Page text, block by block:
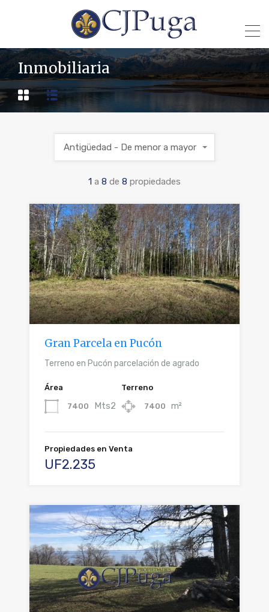
Inmobiliaria
1 a 8 de 8 propiedades
Antigüedad - De menor a mayor
Gran Parcela en Pucón
Terreno en Pucón parcelación de agrado
Área
7400 Mts2
Terreno
7400 m²
Propiedades en Venta
UF2.235